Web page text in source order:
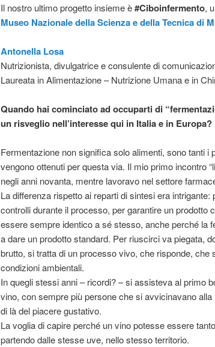
Il nostro ultimo progetto insieme è#Ciboinfermento,
Museo Nazionale della Scienza e della Tecnica di
Antonella Losa
Nutrizionista, divulgatrice e consulente di
Laureata in Alimentazione – Nutrizione Umana e in
Quando hai cominciato ad occuparti di
un risveglio nell’interesse qui in Italia e in Europa?
Fermentazione non significa solo alimenti, sono tanti i
vengono ottenuti per questa via. Il mio primo incontro
negli anni novanta, mentre lavoravo nel settore
La differenza rispetto ai reparti di sintesi era
controlli durante il processo, per garantire un prodotto
essere sempre identico a sé stesso, anche perché la
a dare un prodotto standard. Per riuscirci va piegata,
brutto, si tratta di un processo vivo, che risponde, che
condizioni ambientali.
In quegli stessi anni – ricordi? – si assisteva al primo
vino, con sempre più persone che si avvicinavano
di là del piacere gustativo.
La voglia di capire perché un vino potesse essere
partendo dalle stesse uve, nello stesso territorio.